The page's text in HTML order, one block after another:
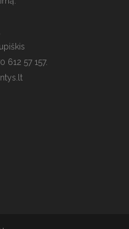
612 57 157.